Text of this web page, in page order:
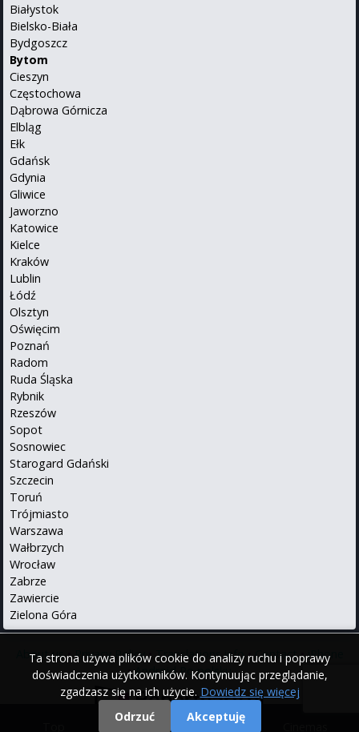
Ta strona używa plików cookie do analizy ruchu i poprawy
doświadczenia użytkowników. Kontynuując przeglądanie,
zgadzasz się na ich użycie. Dowiedz się więcej
Odrzuć
Akceptuję
Białystok
Bielsko-Biała
Bydgoszcz
Bytom
Cieszyn
Częstochowa
Dąbrowa Górnicza
Elbląg
Ełk
Gdańsk
Gdynia
Gliwice
Jaworzno
Katowice
Kielce
Kraków
Lublin
Łódź
Olsztyn
Oświęcim
Poznań
Radom
Ruda Śląska
Rybnik
Rzeszów
Sopot
Sosnowiec
Starogard Gdański
Szczecin
Toruń
Trójmiasto
Warszawa
Wałbrzych
Wrocław
Zabrze
Zawiercie
Zielona Góra
|
About us•Privacy Policy• Translations info•Contact•iPhone
•Android Po polsku
© 2000 - 2026 Repertuary.pl